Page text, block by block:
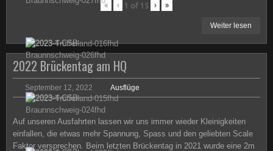
« ‹ 1 of 15 › »
Weiter lesen
2022 Brückentag am HQ
September 12, 2022 Ausflüge
Auf unseren Ausfahrten lassen wir uns immer wieder Kleinigkeiten
einfallen, die etwas mehr Spannung, Spass und den geliebten Scale
Faktor versprechen. Beim letzten Brückentag in 2021 wurde eine 2m